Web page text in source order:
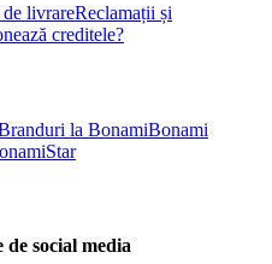
livrareReclamații și
creditele?
la BonamiBonami
de social media